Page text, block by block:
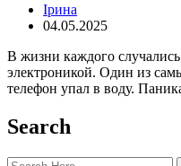
Ірина
04.05.2025
В жизни каждого
электроникой. Один из
телефон упал в воду.
Search